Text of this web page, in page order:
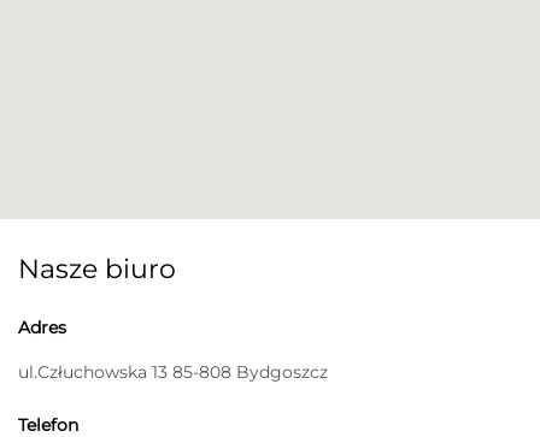
Nasze biuro
Adres
ul.Człuchowska 13 85-808 Bydgoszcz
Telefon